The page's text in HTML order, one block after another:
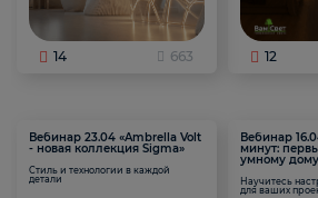
14 663 12
Вебинар 23.04 «Ambrella Volt
- новая коллекция Sigma»
Стиль и технологии в каждой
детали
Вебинар
минут:
умному
Научитесь
для ваших